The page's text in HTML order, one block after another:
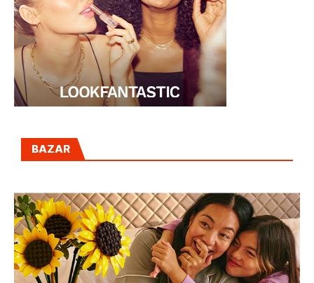
BAZAR